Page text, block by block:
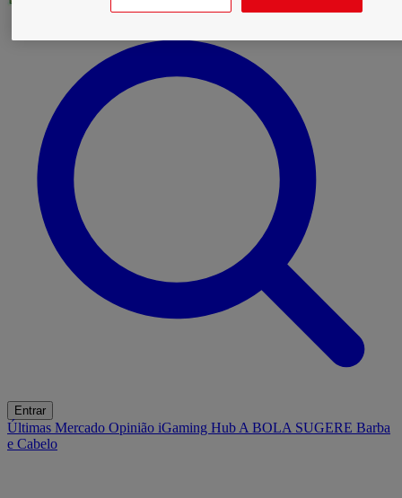
Entrar
Últimas Mercado Opinião iGaming Hub A BOLA SUGERE Barba
e Cabelo